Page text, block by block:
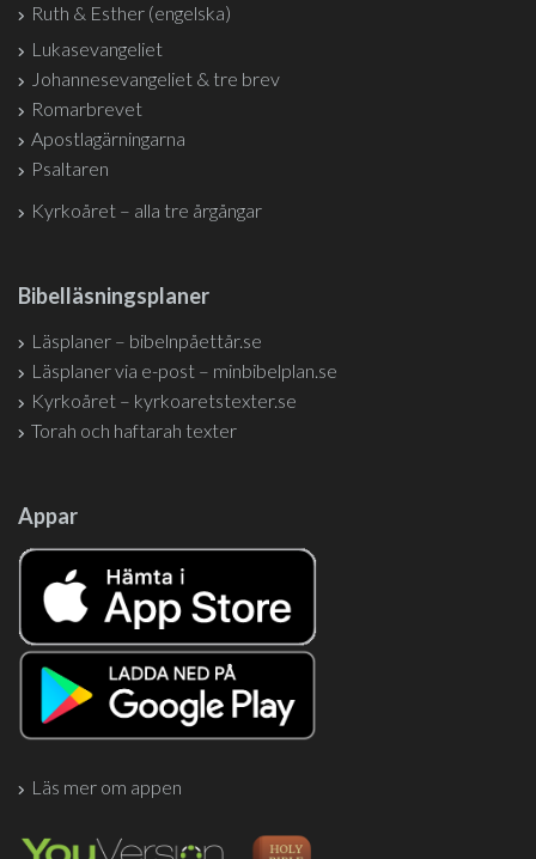
Ruth & Esther (engelska)
Lukasevangeliet
Johannesevangeliet & tre brev
Romarbrevet
Apostlagärningarna
Psaltaren
Kyrkoåret – alla tre årgångar
Bibelläsningsplaner
Läsplaner – bibelnpåettår.se
Läsplaner via e-post – minbibelplan.se
Kyrkoåret – kyrkoaretstexter.se
Torah och haftarah texter
Appar
Läs mer om appen